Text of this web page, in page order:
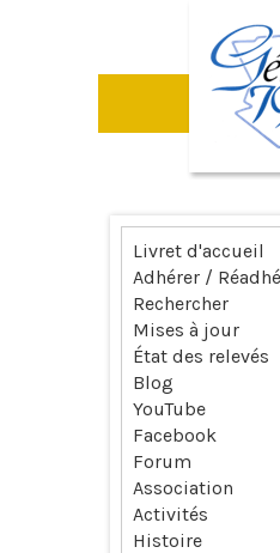
Livret d'accueil
Adhérer /
Rechercher
Mises à jour
État des relevés
Blog
YouTube
Facebook
Forum
Association
Activités
Histoire